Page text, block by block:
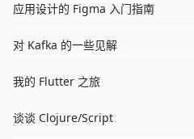
应用设计的 Figma 入门指南
对 Kafka 的一些见解
我的 Flutter 之旅
谈谈 Clojure/Script